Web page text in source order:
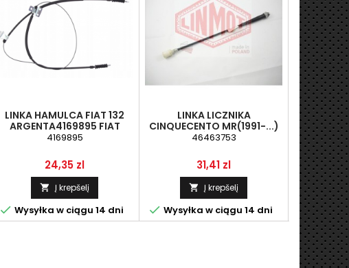
LINKA HAMULCA FIAT 132
ARGENTA4169895 FIAT
1.67.355-062887, FIAT
FSO 1.67.355-062887, FSO
4169895, FSO 4
4169895
Kaina
24,35 zl
 Į krepšelį
 Wysyłka w ciągu 14 dni
LINKA LICZNIKA
CINQUECENTO MR(1991-...)
(JEDNOCZĘŚCIOWA)46463753
46463753
Kaina
31,41 zl
 Į krepšelį
 Wysyłka w ciągu 14 dni
LINKA

